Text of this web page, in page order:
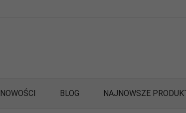
NOWOŚCI BLOG NAJNOWSZE